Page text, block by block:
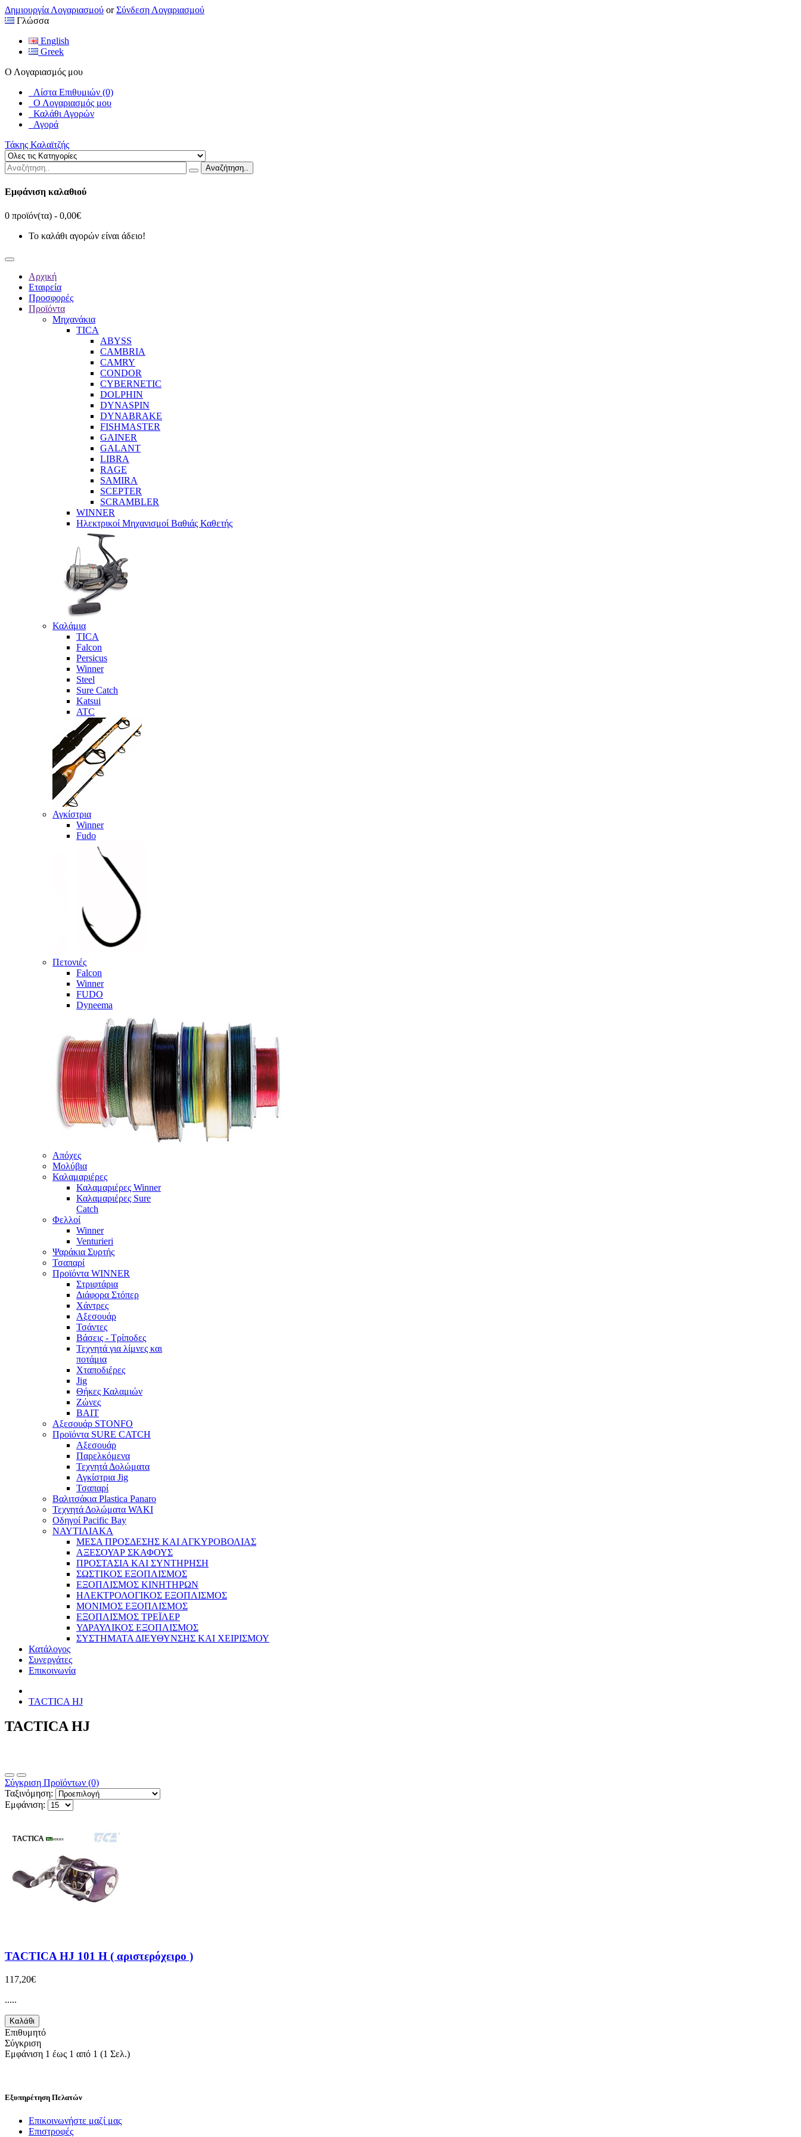
Δημιουργία Λογαριασμού orΣύνδεση Λογαριασμού
Γλώσσα
English
Greek
Ο Λογαριασμός μου
Λίστα Επιθυμιών (0)
Ο Λογαριασμός μου
Καλάθι Αγορών
Αγορά
Τάκης Καλαϊτζής
Αναζήτηση..
Εμφάνιση καλαθιού
0 προϊόν(τα) - 0,00€
Το καλάθι αγορών είναι άδειο!
Αρχική
Εταιρεία
Προσφορές
Προϊόντα
Μηχανάκια
TICA
ABYSS
CAMBRIA
CAMRY
CONDOR
CYBERNETIC
DOLPHIN
DYNASPIN
DYNABRAKE
FISHMASTER
GAINER
GALANT
LIBRA
RAGE
SAMIRA
SCEPTER
SCRAMBLER
WINNER
Ηλεκτρικοί Μηχανισμοί Βαθιάς Καθετής
Καλάμια
TICA
Falcon
Persicus
Winner
Steel
Sure Catch
Katsui
ATC
Αγκίστρια
Winner
Fudo
Πετονιές
Falcon
Winner
FUDO
Dyneema
Απόχες
Μολύβια
Καλαμαριέρες
Καλαμαριέρες Winner
Καλαμαριέρες Sure
Catch
Φελλοί
Winner
Venturieri
Ψαράκια Συρτής
Τσαπαρί
Προϊόντα WINNER
Στριφτάρια
Διάφορα Στόπερ
Χάντρες
Αξεσουάρ
Τσάντες
Βάσεις - Τρίποδες
Τεχνητά για λίμνες και
ποτάμια
Χταποδιέρες
Jig
Θήκες Καλαμιών
Ζώνες
BAIT
Αξεσουάρ STONFO
Προϊόντα SURE CATCH
Αξεσουάρ
Παρελκόμενα
Τεχνητά Δολώματα
Αγκίστρια Jig
Τσαπαρί
Βαλιτσάκια Plastica Panaro
Τεχνητά Δολώματα WAKI
Οδηγοί Pacific Bay
ΝΑΥΤΙΛΙΑΚΑ
ΜΕΣΑ ΠΡΟΣΔΕΣΗΣ ΚΑΙ ΑΓΚΥΡΟΒΟΛΙΑΣ
ΑΞΕΣΟΥΑΡ ΣΚΑΦΟΥΣ
ΠΡΟΣΤΑΣΙΑ ΚΑΙ ΣΥΝΤΗΡΗΣΗ
ΣΩΣΤΙΚΟΣ ΕΞΟΠΛΙΣΜΟΣ
ΕΞΟΠΛΙΣΜΟΣ ΚΙΝΗΤΗΡΩΝ
ΗΛΕΚΤΡΟΛΟΓΙΚΟΣ ΕΞΟΠΛΙΣΜΟΣ
ΜΟΝΙΜΟΣ ΕΞΟΠΛΙΣΜΟΣ
ΕΞΟΠΛΙΣΜΟΣ ΤΡΕΪΛΕΡ
ΥΔΡΑΥΛΙΚΟΣ ΕΞΟΠΛΙΣΜΟΣ
ΣΥΣΤΗΜΑΤΑ ΔΙΕΥΘΥΝΣΗΣ ΚΑΙ ΧΕΙΡΙΣΜΟΥ
Κατάλογος
Συνεργάτες
Επικοινωνία
TACTICA HJ
TACTICA HJ
Σύγκριση Προϊόντων (0)
Ταξινόμηση:
Εμφάνιση:
TACTICA HJ 101 H ( αριστερόχειρο )
117,20€
.....
Καλάθι
Επιθυμητό
Σύγκριση
Εμφάνιση 1 έως 1 από 1 (1 Σελ.)
Εξυπηρέτηση Πελατών
Επικοινωνήστε μαζί μας
Επιστροφές